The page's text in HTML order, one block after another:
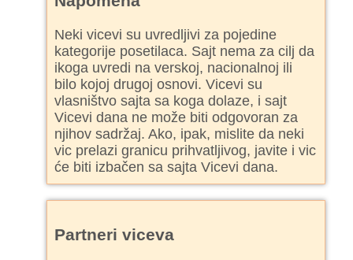
Neki vicevi su uvredljivi za pojedine
kategorije posetilaca. Sajt nema za cilj da
ikoga uvredi na verskoj, nacionalnoj ili
bilo kojoj drugoj osnovi. Vicevi su
vlasništvo sajta sa koga dolaze, i sajt
Vicevi dana ne može biti odgovoran za
njihov sadržaj. Ako, ipak, mislite da neki
vic prelazi granicu prihvatljivog, javite i vic
će biti izbačen sa sajta Vicevi dana.
Partneri viceva